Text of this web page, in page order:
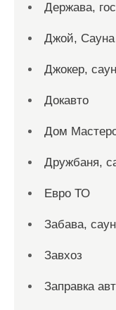
Держава,
Джой, Сауна
Джокер,
Докавто
Дом
Дружбаня,
Евро ТО
Забава,
Завхоз
Заправка